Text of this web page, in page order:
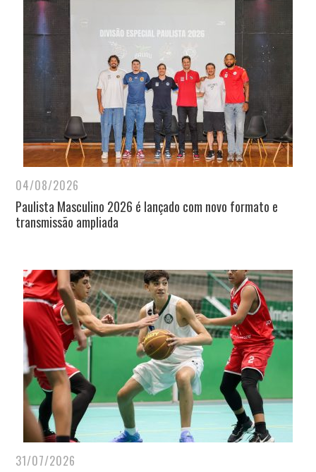
04/08/2026
Paulista Masculino 2026 é lançado com novo formato e
transmissão ampliada
31/07/2026